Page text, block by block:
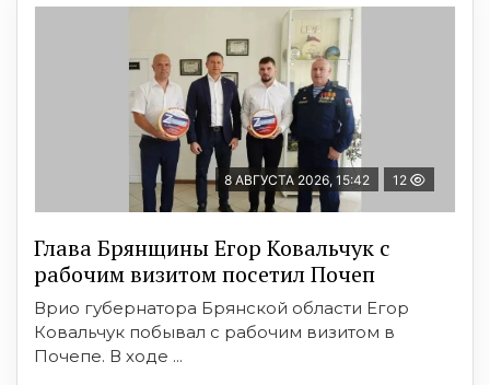
8 АВГУСТА 2026, 15:42 12
Глава Брянщины Егор Ковальчук с
рабочим визитом посетил Почеп
Врио губернатора Брянской области Егор
Ковальчук побывал с рабочим визитом в
Почепе. В ходе ...